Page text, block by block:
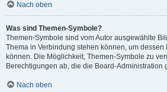
Nach oben
Was sind Themen-Symbole?
Themen-Symbole sind vom Autor ausgewählte
Thema in Verbindung stehen können, um dessen
können. Die Möglichkeit, Themen-Symbole zu
Berechtigungen ab, die die Board-Administration
Nach oben